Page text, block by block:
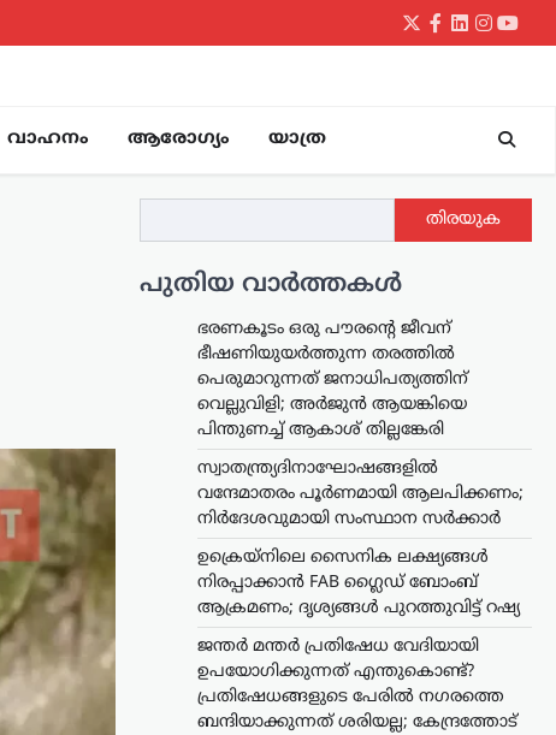
Twitter
Facebook
LinkedIn
വാഹനം ആരോഗ്യം യാത്ര
തിരയുക
പുതിയ വാർത്തകൾ
ഭരണകൂടം ഒരു പൗരന്റെ ജീവന്
ഭീഷണിയുയര്‍ത്തുന്ന തരത്തില്‍
പെരുമാറുന്നത് ജനാധിപത്യത്തിന്
വെല്ലുവിളി; അര്‍ജുന്‍ ആയങ്കിയെ
പിന്തുണച്ച് ആകാശ് തില്ലങ്കേരി
സ്വാതന്ത്ര്യദിനാഘോഷങ്ങളിൽ
വന്ദേമാതരം പൂർണമായി ആലപിക്കണം;
നിർദേശവുമായി സംസ്ഥാന സർക്കാർ
ഉക്രെയ്നിലെ സൈനിക ലക്ഷ്യങ്ങൾ
നിരപ്പാക്കാൻ FAB ഗ്ലൈഡ് ബോംബ്
ആക്രമണം; ദൃശ്യങ്ങൾ പുറത്തുവിട്ട് റഷ്യ
ജന്തർ മന്തർ പ്രതിഷേധ വേദിയായി
ഉപയോഗിക്കുന്നത് എന്തുകൊണ്ട്?
പ്രതിഷേധങ്ങളുടെ പേരിൽ നഗരത്തെ
ബന്ദിയാക്കുന്നത് ശരിയല്ല; കേന്ദ്രത്തോട്